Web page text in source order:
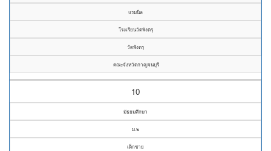
แรมนิล
โรงเรียนวัดพังตรุ
วัดพังตรุ
คณะจังหวัดกาญจนบุรี
10
มัธยมศึกษา
ม.๒
เด็กชาย